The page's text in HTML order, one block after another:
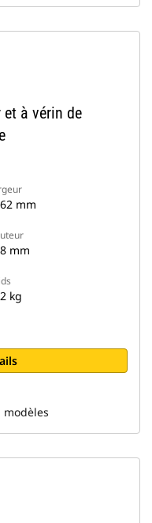
et à vérin de
mm
mm
kg
modèles